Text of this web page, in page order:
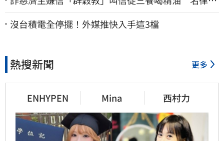
女兒卻吃鮑魚喝紅酒
沒台積電全停擺！外媒推快入手這3檔
熱搜新聞 更多
ENHYPEN Mina 西村力